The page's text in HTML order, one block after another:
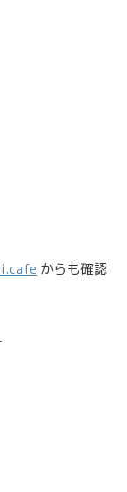
からも確認